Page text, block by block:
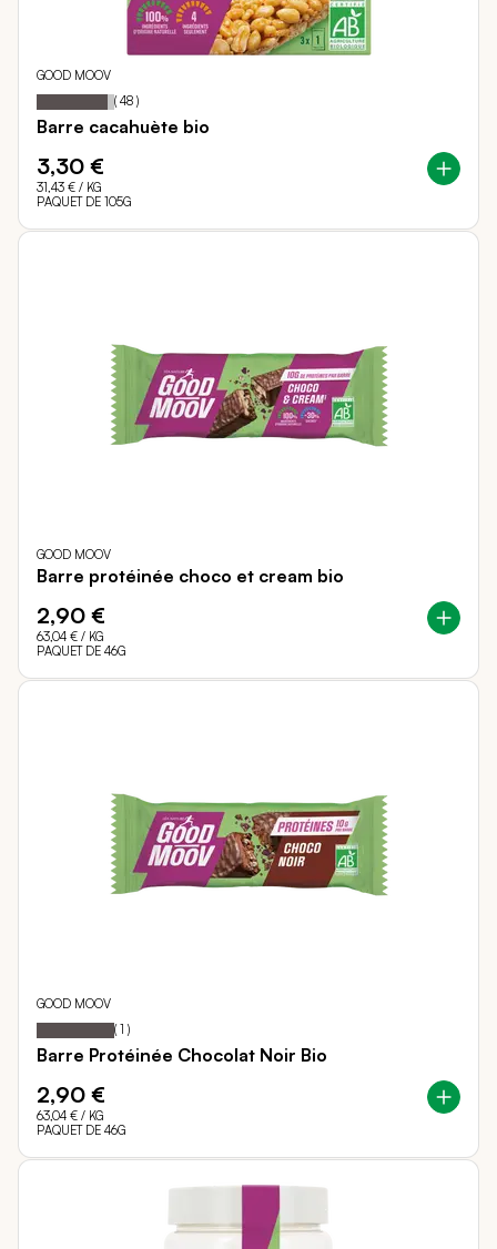
GOOD MOOV
Notation: 91
% of
( 48 )
Barre cacahuète bio
3,30 €
31,43 € / KG
PAQUET DE 105G
GOOD MOOV
Barre protéinée choco et cream bio
2,90 €
63,04 € / KG
PAQUET DE 46G
GOOD MOOV
Notation: 100
% of
( 1 )
Barre Protéinée Chocolat Noir Bio
2,90 €
63,04 € / KG
PAQUET DE 46G